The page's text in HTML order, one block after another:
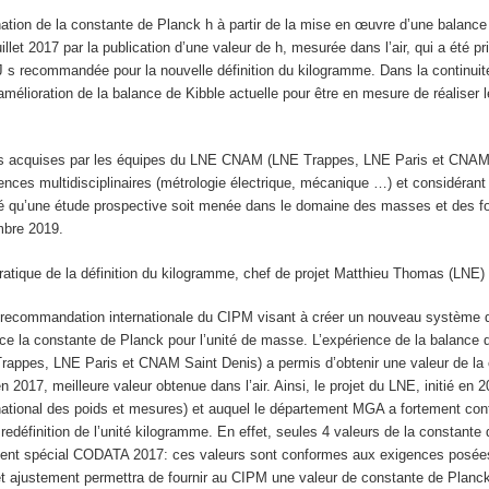
de la constante de Planck h à partir de la mise en œuvre d’une
2017 par la publication d’une valeur de h, mesurée dans l’air, qui a été
s recommandée pour la nouvelle définition du kilogramme. Dans la
de la balance de Kibble actuelle pour être en mesure de
acquises par les équipes du LNE CNAM (LNE Trappes, LNE Paris et
multidisciplinaires (métrologie électrique, mécanique …) et
qu’une étude prospective soit menée dans le domaine des masses et des
2019.
de la définition du kilogramme, chef de projet Matthieu Thomas (LNE)
internationale du CIPM visant à créer un nouveau
la constante de Planck pour l’unité de masse. L’expérience de la
LNE Paris et CNAM Saint Denis) a permis d’obtenir une valeur de
2017, meilleure valeur obtenue dans l’air. Ainsi, le projet du LNE, initié
des poids et mesures) et auquel le département MGA a fortement
de l’unité kilogramme. En effet, seules 4 valeurs de la
spécial CODATA 2017: ces valeurs sont conformes aux exigences
ajustement permettra de fournir au CIPM une valeur de constante de